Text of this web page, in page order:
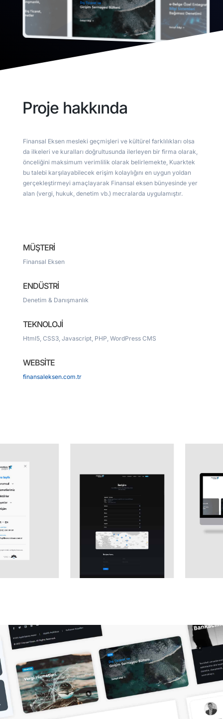
Proje hakkında
Finansal Eksen mesleki geçmişleri ve kültürel farklılıkları olsa
da ilkeleri ve kuralları doğrultusunda ilerleyen bir firma olarak,
önceliğini maksimum verimlilik olarak belirlemekte, Kuarktek
bu talebi karşılayabilecek erişim kolaylığını en uygun yoldan
gerçekleştirmeyi amaçlayarak Finansal eksen bünyesinde yer
alan (vergi, hukuk, denetim vb.) mecralarda uygulamıştır.
MÜŞTERİ
Finansal Eksen
ENDÜSTRİ
Denetim & Danışmanlık
TEKNOLOJİ
Html5, CSS3, Javascript, PHP, WordPress CMS
WEBSİTE
finansaleksen.com.tr